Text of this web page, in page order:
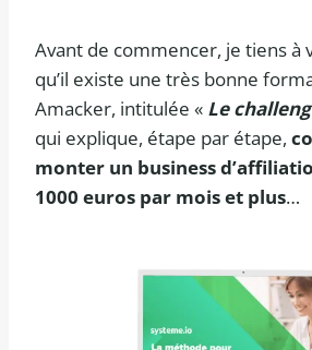
Avant de commencer, je tiens à
qu’il existe une très bonne
Amacker, intitulée « Le
qui explique, étape par étape,
monter un business
1000 euros par mois et plus…